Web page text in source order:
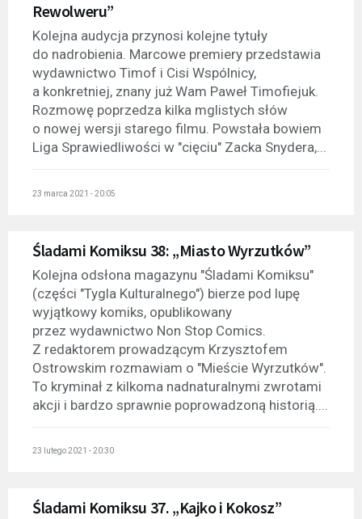
Rewolweru”
Kolejna audycja przynosi kolejne tytuły
do nadrobienia. Marcowe premiery przedstawia
wydawnictwo Timof i Cisi Wspólnicy,
a konkretniej, znany już Wam Paweł Timofiejuk.
Rozmowę poprzedza kilka mglistych słów
o nowej wersji starego filmu. Powstała bowiem
Liga Sprawiedliwości w "cięciu" Zacka Snydera,...
23 marca 2021 - 20:05
Śladami Komiksu 38: „Miasto Wyrzutków”
Kolejna odsłona magazynu "Śladami Komiksu"
(części "Tygla Kulturalnego") bierze pod lupę
wyjątkowy komiks, opublikowany
przez wydawnictwo Non Stop Comics.
Z redaktorem prowadzącym Krzysztofem
Ostrowskim rozmawiam o "Mieście Wyrzutków".
To kryminał z kilkoma nadnaturalnymi zwrotami
akcji i bardzo sprawnie poprowadzoną historią....
23 lutego 2021 - 20:30
Śladami Komiksu 37. „Kajko i Kokosz”